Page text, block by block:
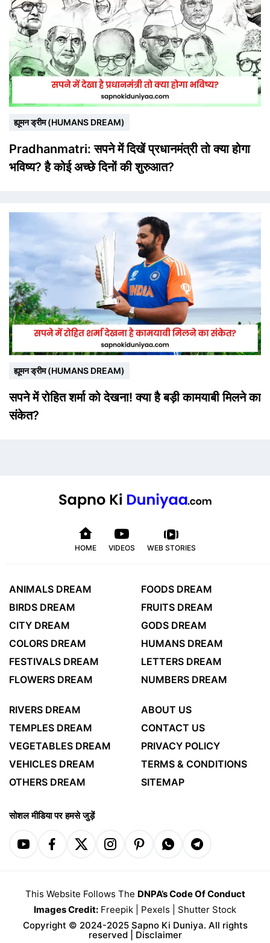
ह्यूमन ड्रीम (HUMANS DREAM)
Pradhanmatri: सपने में दिखें प्रधानमंत्री तो क्या होगा
भविष्य? है कोई अच्छे दिनों की शुरुआत?
ह्यूमन ड्रीम (HUMANS DREAM)
सपने में रोहित शर्मा को देखना! क्या है बड़ी कामयाबी मिलने का
संकेत?
HOME VIDEOS WEB STORIES
ANIMALS DREAM
BIRDS DREAM
CITY DREAM
COLORS DREAM
FESTIVALS DREAM
FLOWERS DREAM
FOODS DREAM
FRUITS DREAM
GODS DREAM
HUMANS DREAM
LETTERS DREAM
NUMBERS DREAM
RIVERS DREAM
TEMPLES DREAM
VEGETABLES DREAM
VEHICLES DREAM
OTHERS DREAM
ABOUT US
CONTACT US
PRIVACY POLICY
TERMS & CONDITIONS
SITEMAP
सोशल मीडिया पर हमसे जुड़ें
This Website Follows The DNPA’s Code Of Conduct
Images Credit: Freepik Pexels
Shutter Stock
Copyright © 2024-2025 Sapno Ki Duniya. All rights
reserved | Disclaimer